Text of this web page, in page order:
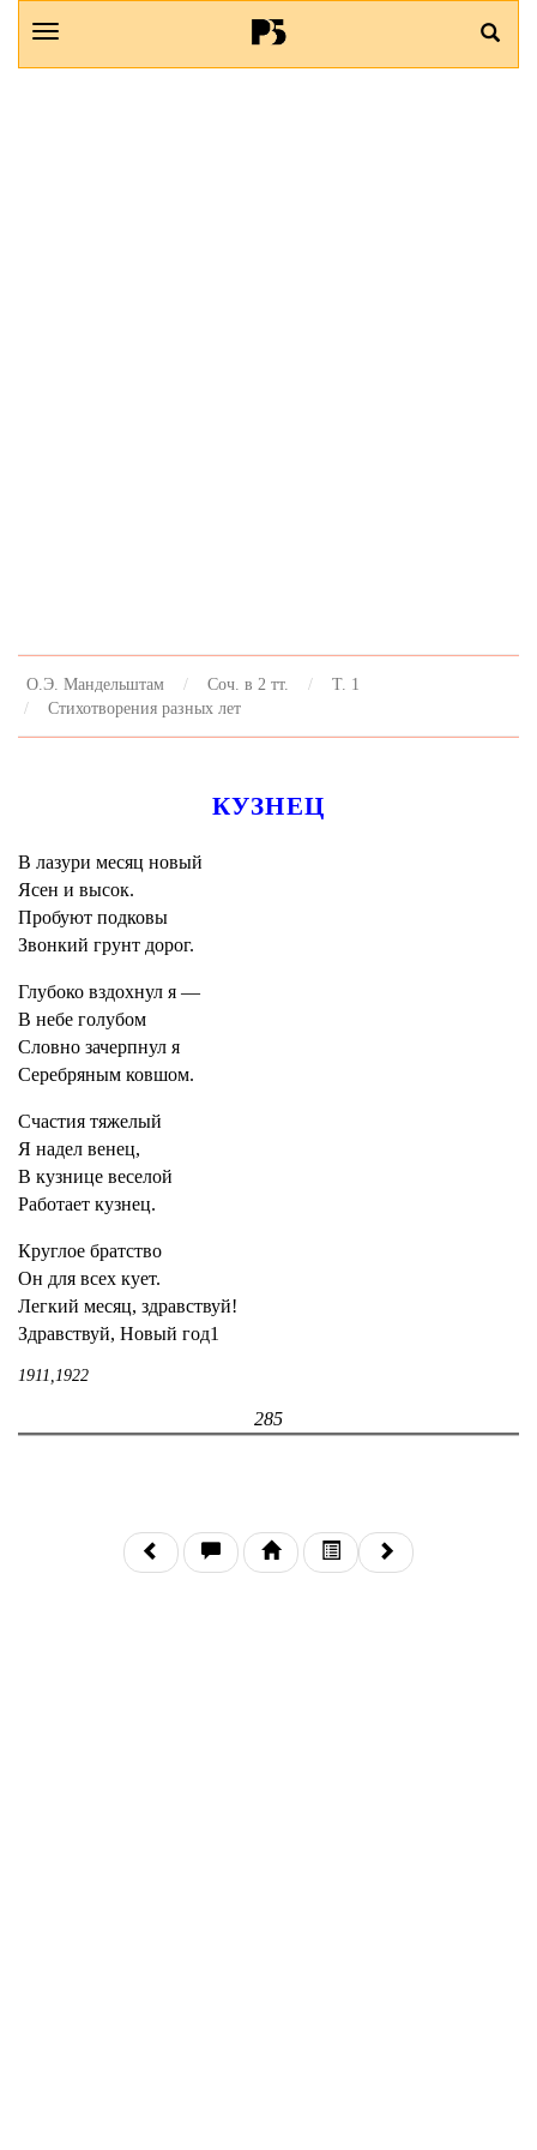
О.Э. Мандельштам Соч. в 2 тт.
Т. 1
Стихотворения разных лет
КУЗНЕЦ
В лазури месяц новый
Ясен и высок.
Пробуют подковы
Звонкий грунт дорог.
Глубоко вздохнул я —
В небе голубом
Словно зачерпнул я
Серебряным ковшом.
Счастия тяжелый
Я надел венец,
В кузнице веселой
Работает кузнец.
Круглое братство
Он для всех кует.
Легкий месяц, здравствуй!
Здравствуй, Новый год1
1911,1922
285